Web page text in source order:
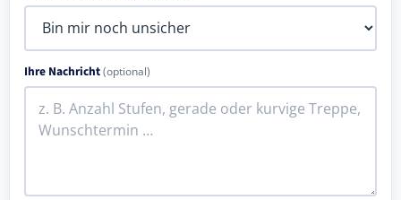
Ihre Nachricht(optional)